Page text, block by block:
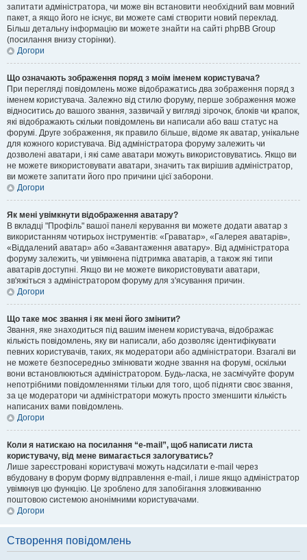
запитати адміністратора, чи може він встановити необхідний вам мовний
пакет, а якщо його не існує, ви можете самі створити новий переклад.
Більш детальну інформацію ви можете знайти на сайті phpBB Group
(посилання внизу сторінки).
Догори
Що означають зображення поряд з моїм іменем користувача?
При перегляді повідомлень може відображатись два зображення поряд з
іменем користувача. Залежно від стилю форуму, перше зображення може
відноситись до вашого звання, зазвичай у вигляді зірочок, блоків чи крапок,
які відображають скільки повідомлень ви написали або ваш статус на
форумі. Друге зображення, як правило більше, відоме як аватар, унікальне
для кожного користувача. Від адміністратора форуму залежить чи
дозволені аватари, і які саме аватари можуть використовуватись. Якщо ви
не можете використовувати аватари, значить так вирішив адміністратор,
ви можете запитати його про причини цієї заборони.
Догори
Як мені увімкнути відображення аватару?
В вкладці "Профіль" вашої панелі керування ви можете додати аватар з
використанням чотирьох інструментів: «Граватар», «Галерея аватарів»,
«Віддалений аватар» або «Завантаження аватару». Від адміністратора
форуму залежить, чи увімкнена підтримка аватарів, а також які типи
аватарів доступні. Якщо ви не можете використовувати аватари,
зв'яжіться з адміністратором форуму для з'ясування причин.
Догори
Що таке моє звання і як мені його змінити?
Звання, яке знаходиться під вашим іменем користувача, відображає
кількість повідомлень, яку ви написали, або дозволяє ідентифікувати
певних користувачів, таких, як модератори або адміністратори. Взагалі ви
не можете безпосередньо змінювати жодне звання на форумі, оскільки
вони встановлюються адміністратором. Будь-ласка, не засмічуйте форум
непотрібними повідомленнями тільки для того, щоб підняти своє звання,
за це модератори чи адміністратори можуть просто зменшити кількість
написаних вами повідомлень.
Догори
Коли я натискаю на посилання “e-mail”, щоб написати листа
користувачу, від мене вимагається залогуватись?
Лише зареєстровані користувачі можуть надсилати e-mail через
вбудовану в форум форму відправлення e-mail, і лише якщо адміністратор
увімкнув цю функцію. Це зроблено для запобігання зловживанню
поштовою системою анонімними користувачами.
Догори
Створення повідомлень